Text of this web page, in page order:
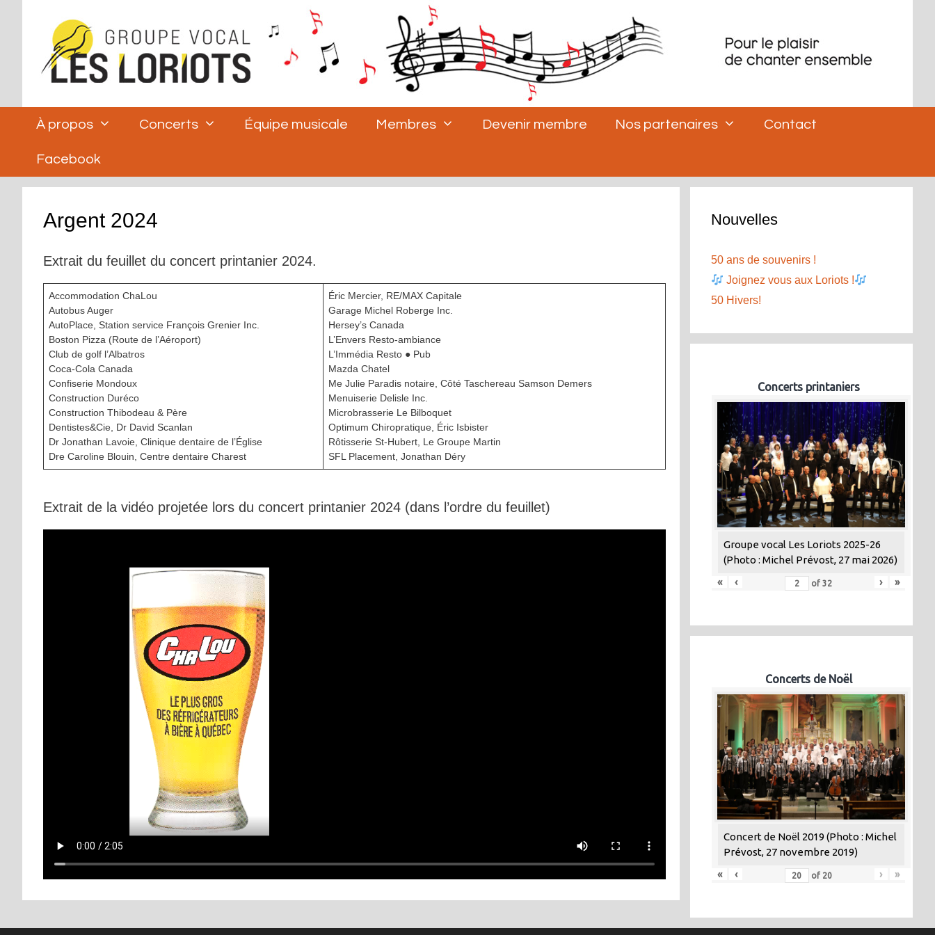
À propos Concerts Équipe musicale Membres Devenir membre Nos partenaires Contact
Facebook
Argent 2024
Extrait du feuillet du concert printanier 2024.
Accommodation ChaLou
Autobus Auger
AutoPlace, Station service François Grenier Inc.
Boston Pizza (Route de l’Aéroport)
Club de golf l’Albatros
Coca-Cola Canada
Confiserie Mondoux
Construction Duréco
Construction Thibodeau & Père
Dentistes&Cie, Dr David Scanlan
Dr Jonathan Lavoie, Clinique dentaire de l’Église
Dre Caroline Blouin, Centre dentaire Charest
Éric Mercier, RE/MAX Capitale
Garage Michel Roberge Inc.
Hersey’s Canada
L’Envers Resto-ambiance
L’Immédia Resto ● Pub
Mazda Chatel
Me Julie Paradis notaire, Côté Taschereau Samson Demers
Menuiserie Delisle Inc.
Microbrasserie Le Bilboquet
Optimum Chiropratique, Éric Isbister
Rôtisserie St-Hubert, Le Groupe Martin
SFL Placement, Jonathan Déry
Extrait de la vidéo projetée lors du concert printanier 2024 (dans l’ordre du feuillet)
Nouvelles
50 ans de souvenirs !
Joignez vous aux Loriots !
50 Hivers!
Concerts printaniers
Groupe vocal Les Loriots 2025-26
(Photo : Michel Prévost, 27 mai 2026)
«
‹ of 32 › »
Concerts de Noël
Concert de Noël 2019 (Photo : Michel
Prévost, 27 novembre 2019)
«
‹ of 20 › »